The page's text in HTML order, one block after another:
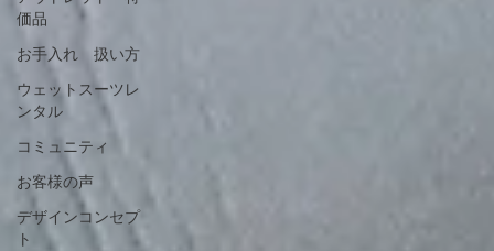
価品
お手入れ 扱い方
ウェットスーツレ
ンタル
コミュニティ
お客様の声
デザインコンセプ
ト